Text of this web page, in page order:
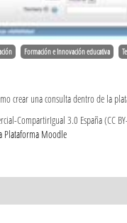
Formación e Innovación educativa
crear una consulta dentro de la
CompartirIgual 3.0 España (CC
Plataforma Moodle